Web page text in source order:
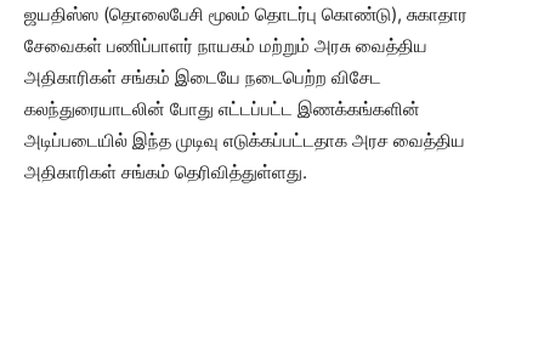
ஜயதிஸ்ஸ (தொலைபேசி மூலம் தொடர்பு கொண்டு), சுகாதார
சேவைகள் பணிப்பாளர் நாயகம் மற்றும் அரசு வைத்திய
அதிகாரிகள் சங்கம் இடையே நடைபெற்ற விசேட
கலந்துரையாடலின் போது எட்டப்பட்ட இணக்கங்களின்
அடிப்படையில் இந்த முடிவு எடுக்கப்பட்டதாக அரச வைத்திய
அதிகாரிகள் சங்கம் தெரிவித்துள்ளது.